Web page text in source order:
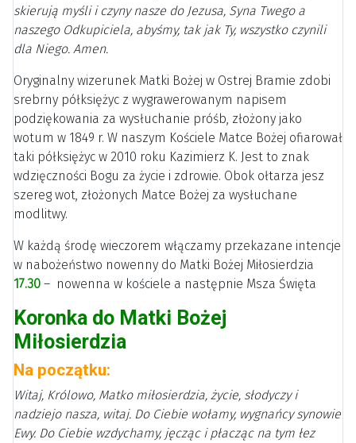
skierują myśli i czyny nasze do Jezusa, Syna Twego a
naszego Odkupiciela, abyśmy, tak jak Ty, wszystko czynili
dla Niego. Amen.
Oryginalny wizerunek Matki Bożej w Ostrej Bramie zdobi
srebrny półksiężyc z wygrawerowanym napisem
podziękowania za wysłuchanie próśb, złożony jako
wotum w 1849 r. W naszym Kościele Matce Bożej ofiarował
taki półksiężyc w 2010 roku Kazimierz K. Jest to znak
wdzięczności Bogu za życie i zdrowie. Obok ołtarza jesz
szereg wot, złożonych Matce Bożej za wysłuchane
modlitwy.
W każdą środę wieczorem włączamy przekazane intencje
w nabożeństwo nowenny do Matki Bożej Miłosierdzia
17.30 – nowenna w kościele a następnie Msza Święta
Koronka do Matki Bożej
Miłosierdzia
Na początku:
Witaj, Królowo, Matko miłosierdzia, życie, słodyczy i
nadziejo nasza, witaj. Do Ciebie wołamy, wygnańcy synowie
Ewy. Do Ciebie wzdychamy, jęcząc i płacząc na tym łez